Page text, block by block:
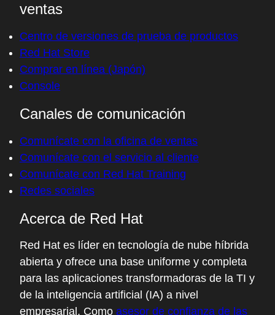
ventas
Centro de versiones de prueba de productos
Red Hat Store
Comprar en línea (Japón)
Console
Canales de comunicación
Comunícate con la oficina de ventas
Comunícate con el servicio al cliente
Comunícate con Red Hat Training
Redes sociales
Acerca de Red Hat
Red Hat es líder en tecnología de nube híbrida
abierta y ofrece una base uniforme y completa
para las aplicaciones transformadoras de la TI y
de la inteligencia artificial (IA) a nivel
empresarial. Como asesor de confianza de las